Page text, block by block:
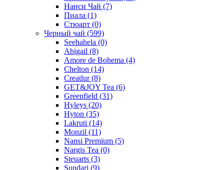
Нанси Чай (7)
Пиала (1)
Стюарт (0)
Черный чай (599)
Seehahela (0)
Abigail (8)
Amore de Bohema (4)
Chelton (14)
Creatlur(8)
GET&JOY Tea (6)
Greenfield (31)
Hyleys (20)
Hyton (35)
Lakruti (14)
Monzil (11)
Nansi Premium (5)
Nargis Tea (0)
Steuarts (3)
Sundari (9)